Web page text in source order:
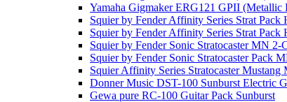
Yamaha Gigmaker ERG121 GPII (Metallic
Squier by Fender Affinity Series Strat Pack
Squier by Fender Affinity Series Strat Pack
Squier by Fender Sonic Stratocaster MN 2-
Squier by Fender Sonic Stratocaster Pack
Squier Affinity Series Stratocaster Mustang
Donner Music DST-100 Sunburst Electric
Gewa pure RC-100 Guitar Pack Sunburst